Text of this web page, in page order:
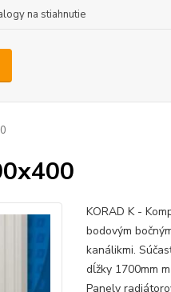
na stiahnutie
KORAD K -
bodovým
kanálikmi.
dĺžky 1700mm
Panely